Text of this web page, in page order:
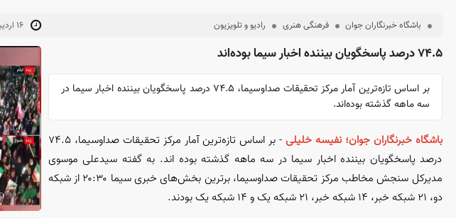
۱۶ ارديبهشت ۱۴۰۵ باشگاه خبرنگاران جوان فرهنگی هنری رادیو و تلویزیون
۷۴.۵ درصد پاسخگویان بیننده اخبار سیما بوده‌اند
بر اساس تازه‌ترین آمار مرکز تحقیقات صداوسیما، ۷۴.۵ درصد پاسخگویان بیننده اخبار سیما در
سه ماهه گذشته بوده‌اند.
باشگاه خبرنگاران جوان؛ نفیسه خلیلی
- بر اساس تازه‌ترین آمار مرکز تحقیقات صداوسیما، ۷۴.۵
درصد پاسخگویان بیننده اخبار سیما در سه ماهه گذشته بوده اند. به گفته سیدعلی موسوی
مدیرکل سنجش مخاطب مرکز تحقیقات صداوسیما، برترین بخش‌های خبری سیما ۲۰:۳۰ از شبکه
دو، ۲۱ شبکه خبر، ۱۴ شبکه خبر، ۲۱ شبکه یک و ۱۴ شبکه یک بودند.